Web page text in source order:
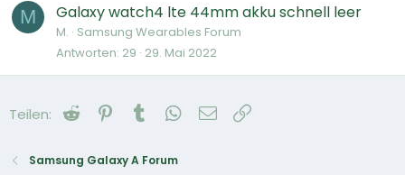
M Galaxy watch4 lte 44mm akku schnell leer
M. Samsung Wearables Forum
Antworten 29 29. Mai 2022
Teilen: Reddit Pinterest
Tumblr WhatsApp
E-Mail
Samsung Galaxy A Forum